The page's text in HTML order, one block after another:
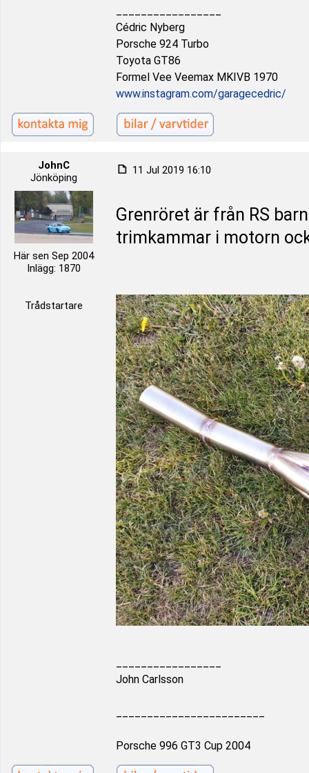
Cédric Nyberg
Porsche 924 Turbo
Toyota GT86
Formel Vee Veemax MKIVB 1970
www.instagram.com/garagecedric/
JohnC
Jönköping
Här sen Sep 2004
Inlägg: 1870
Trådstartare
11 Jul 2019 16:10
Grenröret är från RS
trimkammar i motorn
John Carlsson
Porsche 996 GT3 Cup 2004